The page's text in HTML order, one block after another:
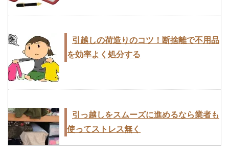
引越しの荷造りのコツ！断捨離で不用品
を効率よく処分する
引っ越しをスムーズに進めるなら業者も
使ってストレス無く